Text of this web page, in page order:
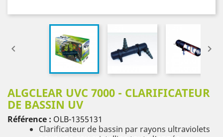
 
ALGCLEAR UVC 7000 - CLARIFICATEUR
DE BASSIN UV
Référence : OLB-1355131
Clarificateur de bassin par rayons ultraviolets